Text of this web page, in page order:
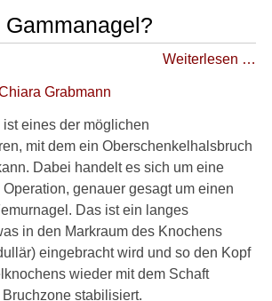
Weiterlesen …
Grabmann
eines der möglichen
mit dem ein Oberschenkelhalsbruch
Dabei handelt es sich um eine
genauer gesagt um einen
Das ist ein langes
in den Markraum des Knochens
eingebracht wird und so den Kopf
wieder mit dem Schaft
stabilisiert.